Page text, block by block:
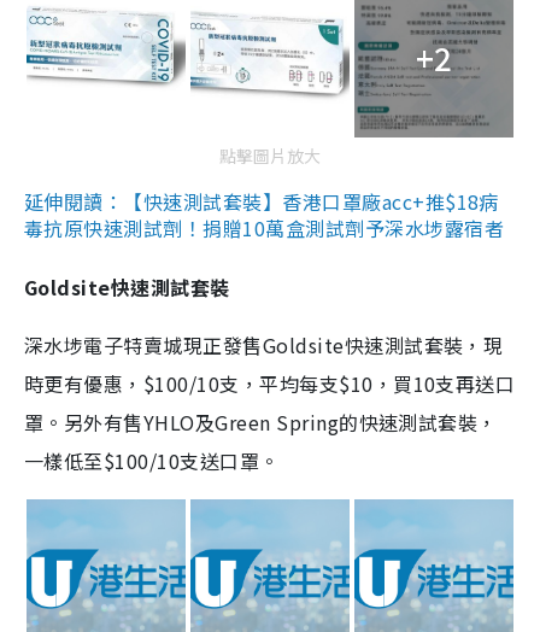
+2
點擊圖片放大
延伸閱讀：【快速測試套裝】香港口罩廠acc+推$18病
毒抗原快速測試劑！捐贈10萬盒測試劑予深水埗露宿者
Goldsite快速測試套裝
深水埗電子特賣城現正發售Goldsite快速測試套裝，現
時更有優惠，$100/10支，平均每支$10，買10支再送口
罩。另外有售YHLO及Green Spring的快速測試套裝，
一樣低至$100/10支送口罩。